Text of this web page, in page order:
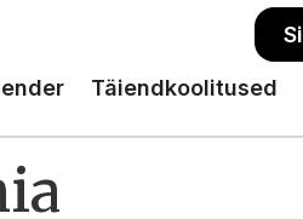
Täiendkoolitused